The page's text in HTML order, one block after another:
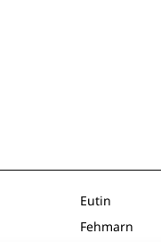
Eutin
Fehmarn